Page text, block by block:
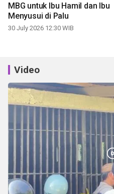
MBG untuk Ibu Hamil dan Ibu
Menyusui di Palu
30 July 2026 12:30 WIB
Video